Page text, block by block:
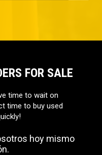
FOR SALE
time to wait on
time to buy used
hoy mismo